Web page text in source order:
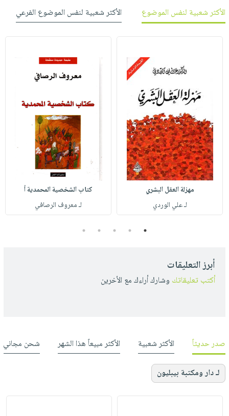
الأكثر شعبية لنفس الموضوع
الأكثر شعبية لنفس الموضوع الفرعي
مهزلة العقل البشري
لـ علي الوردي
كتاب الشخصية المحمدية أ
لـ معروف الرصافي
1
2
3
4
5
أبرز التعليقات
أكتب تعليقاتك وشارك أراءك مع الأخرين
صدر حديثاً الأكثر شعبية الأكثر مبيعاً هذا الشهر شحن مجاني
لـ دار ومكتبة بيبليون